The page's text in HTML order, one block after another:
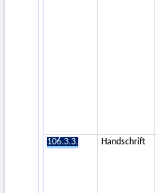
106.3.3.
Handschrift